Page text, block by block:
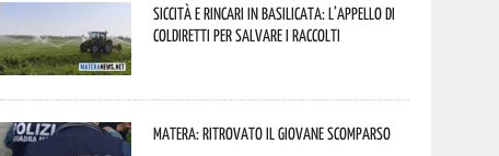
Siccità e rincari in Basilicata: l’appello di
Coldiretti per salvare i raccolti
Matera: ritrovato il giovane scomparso